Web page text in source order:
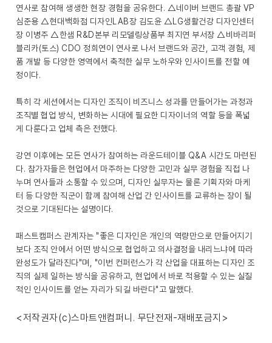
연사로 참여해 생생한 현장 경험을 공유한다. △네이버 브랜드 총괄 VP
심준용 △현대백화점 디자인LAB장 김도윤 △LG생활건강 디자인센터
장 이병주 △한샘 R&D본부 리모델링상품부 최지연 부서장 △비바리퍼
블리카(토스) CDO 정희연이 연사로 나서 브랜드와 공간, 고객 경험, 제
품 개발 등 다양한 영역에서 축적한 실무 노하우와 인사이트를 전할 예
정이다.
특히 각 세션에서는 디자인 조직이 비즈니스 성과를 만들어가는 과정과
조직별 협업 방식, 변화하는 시대에 필요한 디자이너의 역할 등을 폭넓
게 다룬다고 업체 측은 전했다.
강연 이후에는 모든 연사가 참여하는 라운드테이블 Q&A 시간도 마련된
다. 참가자들은 현업에서 마주하는 다양한 고민과 실무 경험을 직접 나
누며 연사들과 소통할 수 있으며, 디자인 실무자는 물론 기획자와 마케
터 등 다양한 직군이 함께 참여해 산업 간 인사이트를 교류하는 장이 될
것으로 기대된다는 설명이다.
패스트캠퍼스 관계자는 "좋은 디자인은 개인의 역량만으로 만들어지기
보다 조직 안에서 어떤 방식으로 협업하고 의사결정을 내리느냐에 따라
완성도가 달라진다"며, "이번 컨퍼런스가 각 산업을 대표하는 디자인 조
직의 실제 일하는 방식을 공유하고, 현업에서 바로 적용할 수 있는 실질
적인 인사이트를 얻는 자리가 되길 바란다"고 말했다.
<저작권자(c)스마트앤컴퍼니. 무단전재-재배포금지>